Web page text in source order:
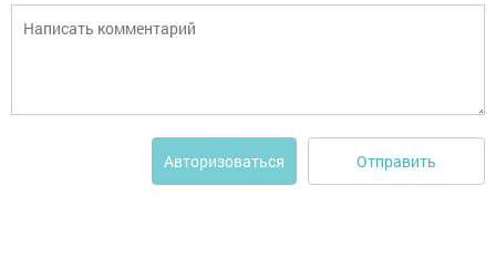
Авторизоваться Отправить